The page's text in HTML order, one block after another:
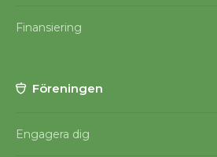
Finansiering
Föreningen
Engagera dig